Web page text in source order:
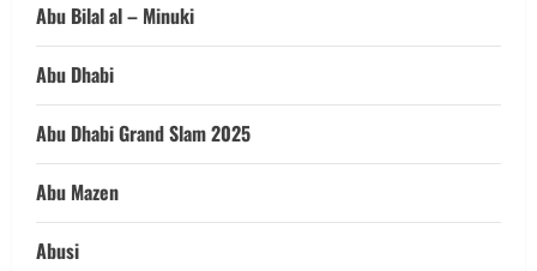
Abu Bilal al – Minuki
Abu Dhabi
Abu Dhabi Grand Slam 2025
Abu Mazen
Abusi